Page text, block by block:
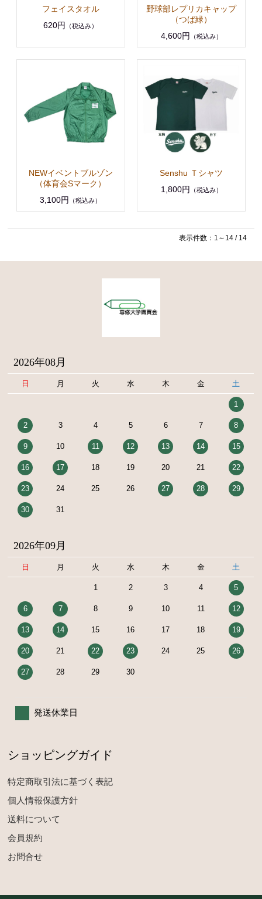
フェイスタオル
620円
（税込み）
野球部レプリカキャップ
（つば緑）
4,600円
（税込み）
NEWイベントブルゾン
（体育会Sマーク）
3,100円
（税込み）
Senshu Ｔシャツ
1,800円
（税込み）
表示件数：1～14 / 14
2026年08月
日 月 火 水 木 金 土
1
2 3 4 5 6 7 8
9 10 11 12 13 14 15
16 17 18 19 20 21 22
23 24 25 26 27 28 29
30 31
2026年09月
日 月 火 水 木 金 土
1 2 3 4 5
6 7 8 9 10 11 12
13 14 15 16 17 18 19
20 21 22 23 24 25 26
27 28 29 30
発送休業日
ショッピングガイド
特定商取引法に基づく表記
個人情報保護方針
送料について
会員規約
お問合せ